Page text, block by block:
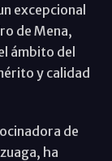
excepcional
de Mena,
ámbito del
y calidad
de
ha